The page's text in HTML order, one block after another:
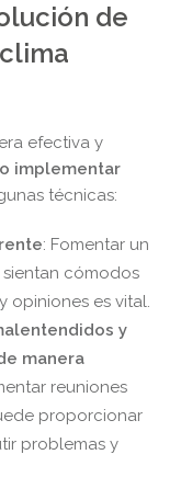
de
efectiva y
implementar
técnicas:
: Fomentar un
cómodos
opiniones es vital.
y
manera
reuniones
proporcionar
problemas y